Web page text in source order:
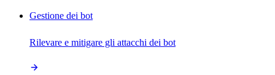
Gestione dei bot
Rilevare e mitigare gli attacchi dei bot